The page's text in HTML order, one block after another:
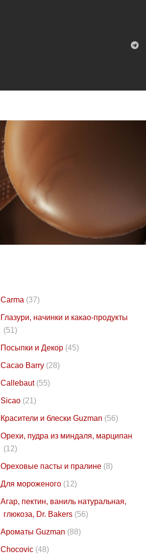
Carma (37)
Глазури, начинки и какао-продукты
(51)
Посыпки и Декор (45)
Cacao Barry (28)
Callebaut (55)
Sicao (21)
Красители и блески Guzman (56)
Орехи, пудра из миндаля, марципан
(12)
Ореховые пасты и пралине (8)
Для мороженого (12)
Агар, пектин, ваниль натуральная,
глюкоза, Dr. Bakers (56)
Ароматы Guzman (88)
Chocovic (48)